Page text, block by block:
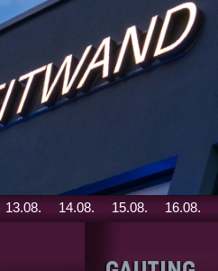
13.08. 14.08. 15.08. 16.08.